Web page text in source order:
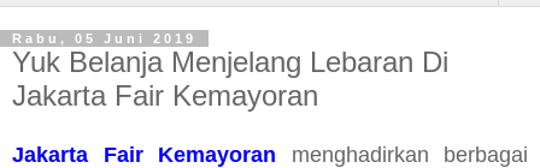
Rabu, 05 Juni 2019
Yuk Belanja Menjelang Lebaran Di
Jakarta Fair Kemayoran
Jakarta Fair Kemayoran menghadirkan berbagai